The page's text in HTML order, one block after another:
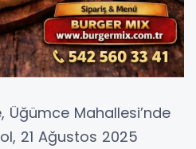
Üğümce Mahallesi’nde
21 Ağustos 2025